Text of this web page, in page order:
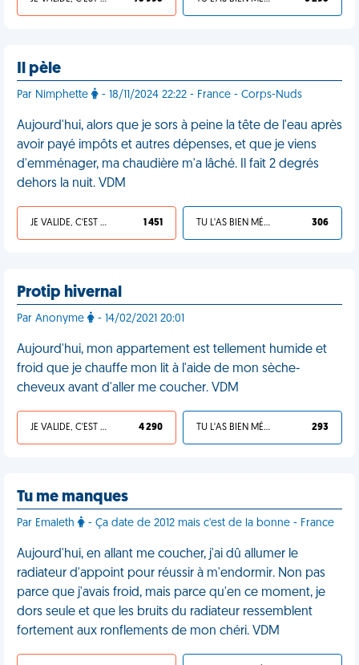
Il pèle
Par Nimphette - 18/11/2024 22:22 - France - Corps-Nuds
Aujourd'hui, alors que je sors à peine la tête de l'eau après
avoir payé impôts et autres dépenses, et que je viens
d'emménager, ma chaudière m'a lâché. Il fait 2 degrés
dehors la nuit. VDM
JE VALIDE, C'EST UNE VDM 1 451 TU L'AS BIEN MÉRITÉ 306
Protip hivernal
Par Anonyme - 14/02/2021 20:01
Aujourd'hui, mon appartement est tellement humide et
froid que je chauffe mon lit à l'aide de mon sèche-
cheveux avant d'aller me coucher. VDM
JE VALIDE, C'EST UNE VDM 4 290 TU L'AS BIEN MÉRITÉ 293
Tu me manques
Par Emaleth - Ça date de 2012 mais c'est de la bonne - France
Aujourd'hui, en allant me coucher, j'ai dû allumer le
radiateur d'appoint pour réussir à m'endormir. Non pas
parce que j'avais froid, mais parce qu'en ce moment, je
dors seule et que les bruits du radiateur ressemblent
fortement aux ronflements de mon chéri. VDM